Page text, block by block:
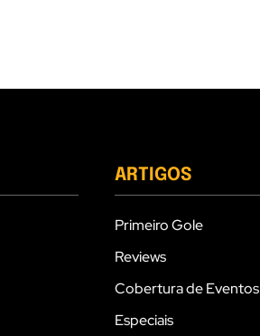
ARTIGOS
Primeiro Gole
Reviews
Cobertura de Eventos
Especiais